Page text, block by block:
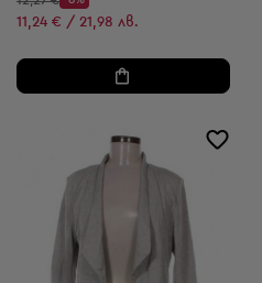
Discount Price:
Намалена цена:
11,24 € / 21,98 лв.